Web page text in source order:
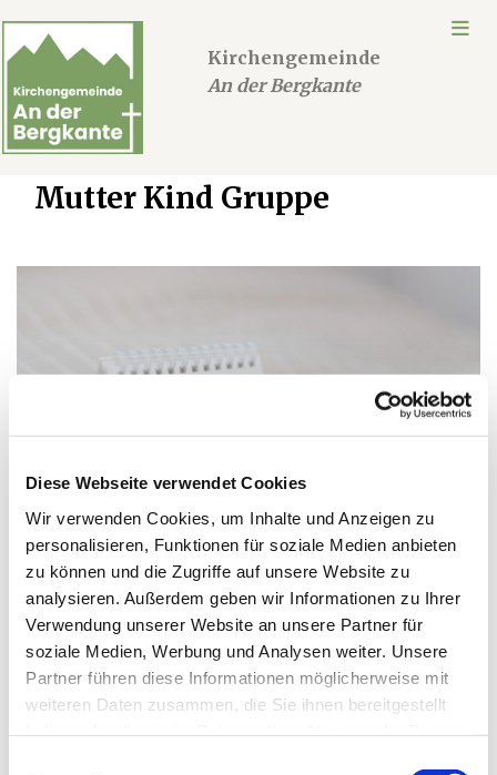
Diese Webseite verwendet Cookies
Wir verwenden Cookies, um Inhalte und Anzeigen zu
personalisieren, Funktionen für soziale Medien anbieten
zu können und die Zugriffe auf unsere Website zu
analysieren. Außerdem geben wir Informationen zu Ihrer
Verwendung unserer Website an unsere Partner für
soziale Medien, Werbung und Analysen weiter. Unsere
Partner führen diese Informationen möglicherweise mit
weiteren Daten zusammen, die Sie ihnen bereitgestellt
Kirchengemeinde
An der Bergkante
Mutter Kind Gruppe
Dienstag, 17. November 2026, 10:30
Uhr